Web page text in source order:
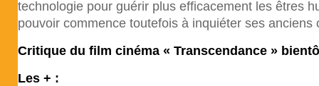
technologie pour guérir plus efficacement les êtres
pouvoir commence toutefois à inquiéter ses
Critique du film cinéma « Transcendance »
Les + :